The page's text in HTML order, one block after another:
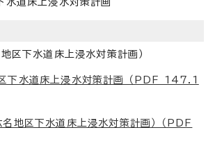
水道床上浸水対策計画
区下水道床上浸水対策計画）
下水道床上浸水対策計画 （PDF 147.1
名地区下水道床上浸水対策計画） （PDF